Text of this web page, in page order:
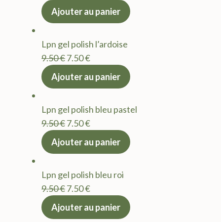
prix
9.50 €.
actuel
7.50 €.
Ajouter au panier
Lpn gel polish l’ardoise
9.50€Le
prix
9.50 €.
7.50€Le
actuel
7.50 €.
Ajouter au panier
Lpn gel polish bleu pastel
9.50€Le
prix
9.50 €.
7.50€Le
actuel
7.50 €.
Ajouter au panier
Lpn gel polish bleu roi
9.50€Le
prix
7.50€Le
actuel
Ajouter au panier